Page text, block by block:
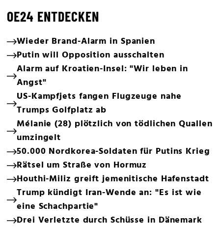
OE24 ENTDECKEN
Wieder Brand-Alarm in Spanien
Putin will Opposition ausschalten
Alarm auf Kroatien-Insel: "Wir leben in
Angst"
US-Kampfjets fangen Flugzeuge nahe
Trumps Golfplatz ab
Mélanie (28) plötzlich von tödlichen Quallen
umzingelt
50.000 Nordkorea-Soldaten für Putins Krieg
Rätsel um Straße von Hormuz
Houthi-Miliz greift jemenitische Hafenstadt
Trump kündigt Iran-Wende an: "Es ist wie
eine Schachpartie"
Drei Verletzte durch Schüsse in Dänemark